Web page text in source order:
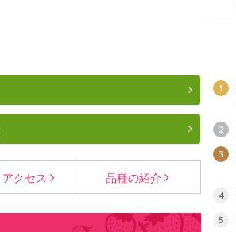
アクセス 品種の紹介
1
2
3
4
5